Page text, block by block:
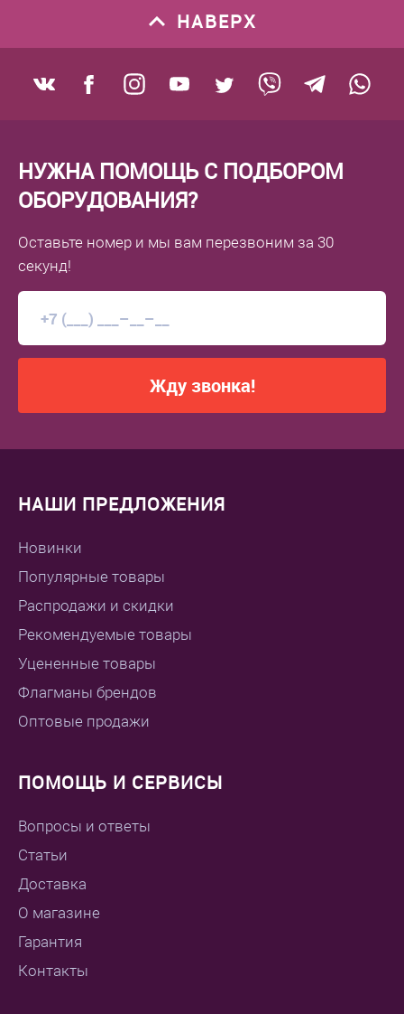
НАВЕРХ
НУЖНА ПОМОЩЬ С ПОДБОРОМ
ОБОРУДОВАНИЯ?
Оставьте номер и мы вам перезвоним за 30
секунд!
Жду звонка!
НАШИ ПРЕДЛОЖЕНИЯ
Новинки
Популярные товары
Распродажи и скидки
Рекомендуемые товары
Уцененные товары
Флагманы брендов
Оптовые продажи
ПОМОЩЬ И СЕРВИСЫ
Вопросы и ответы
Статьи
Доставка
О магазине
Гарантия
Контакты